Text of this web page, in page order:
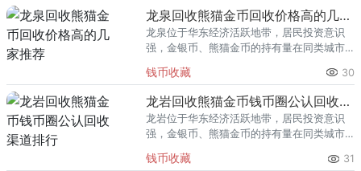
回收渠道里，能精准识别版别溢
龙泉回收熊猫金币回收价格高的几家推荐
龙泉位于华东经济活跃地带，居民投资意识
强，金银币、熊猫金币的持有量在同类城市
熊猫金币的需求就明显升温，但鱼龙混杂的
回收渠道里，能精准识别版别溢
钱币收藏 30
龙岩回收熊猫金币钱币圈公认回收渠道排行
龙岩位于华东经济活跃地带，居民投资意识
强，金银币、熊猫金币的持有量在同类城市
熊猫金币的需求就明显升温，但鱼龙混杂的
钱币收藏 31